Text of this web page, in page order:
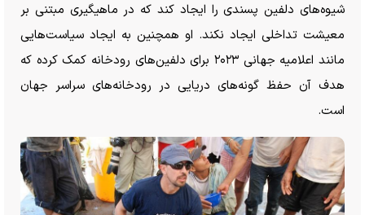
شیوه‌های دلفین پسندی را ایجاد کند که در ماهیگیری مبتنی بر
معیشت تداخلی ایجاد نکند. او همچنین به ایجاد سیاست‌هایی
مانند اعلامیه جهانی ۲۰۲۳ برای دلفین‌های رودخانه کمک کرده که
هدف آن حفظ گونه‌های دریایی در رودخانه‌های سراسر جهان
است.